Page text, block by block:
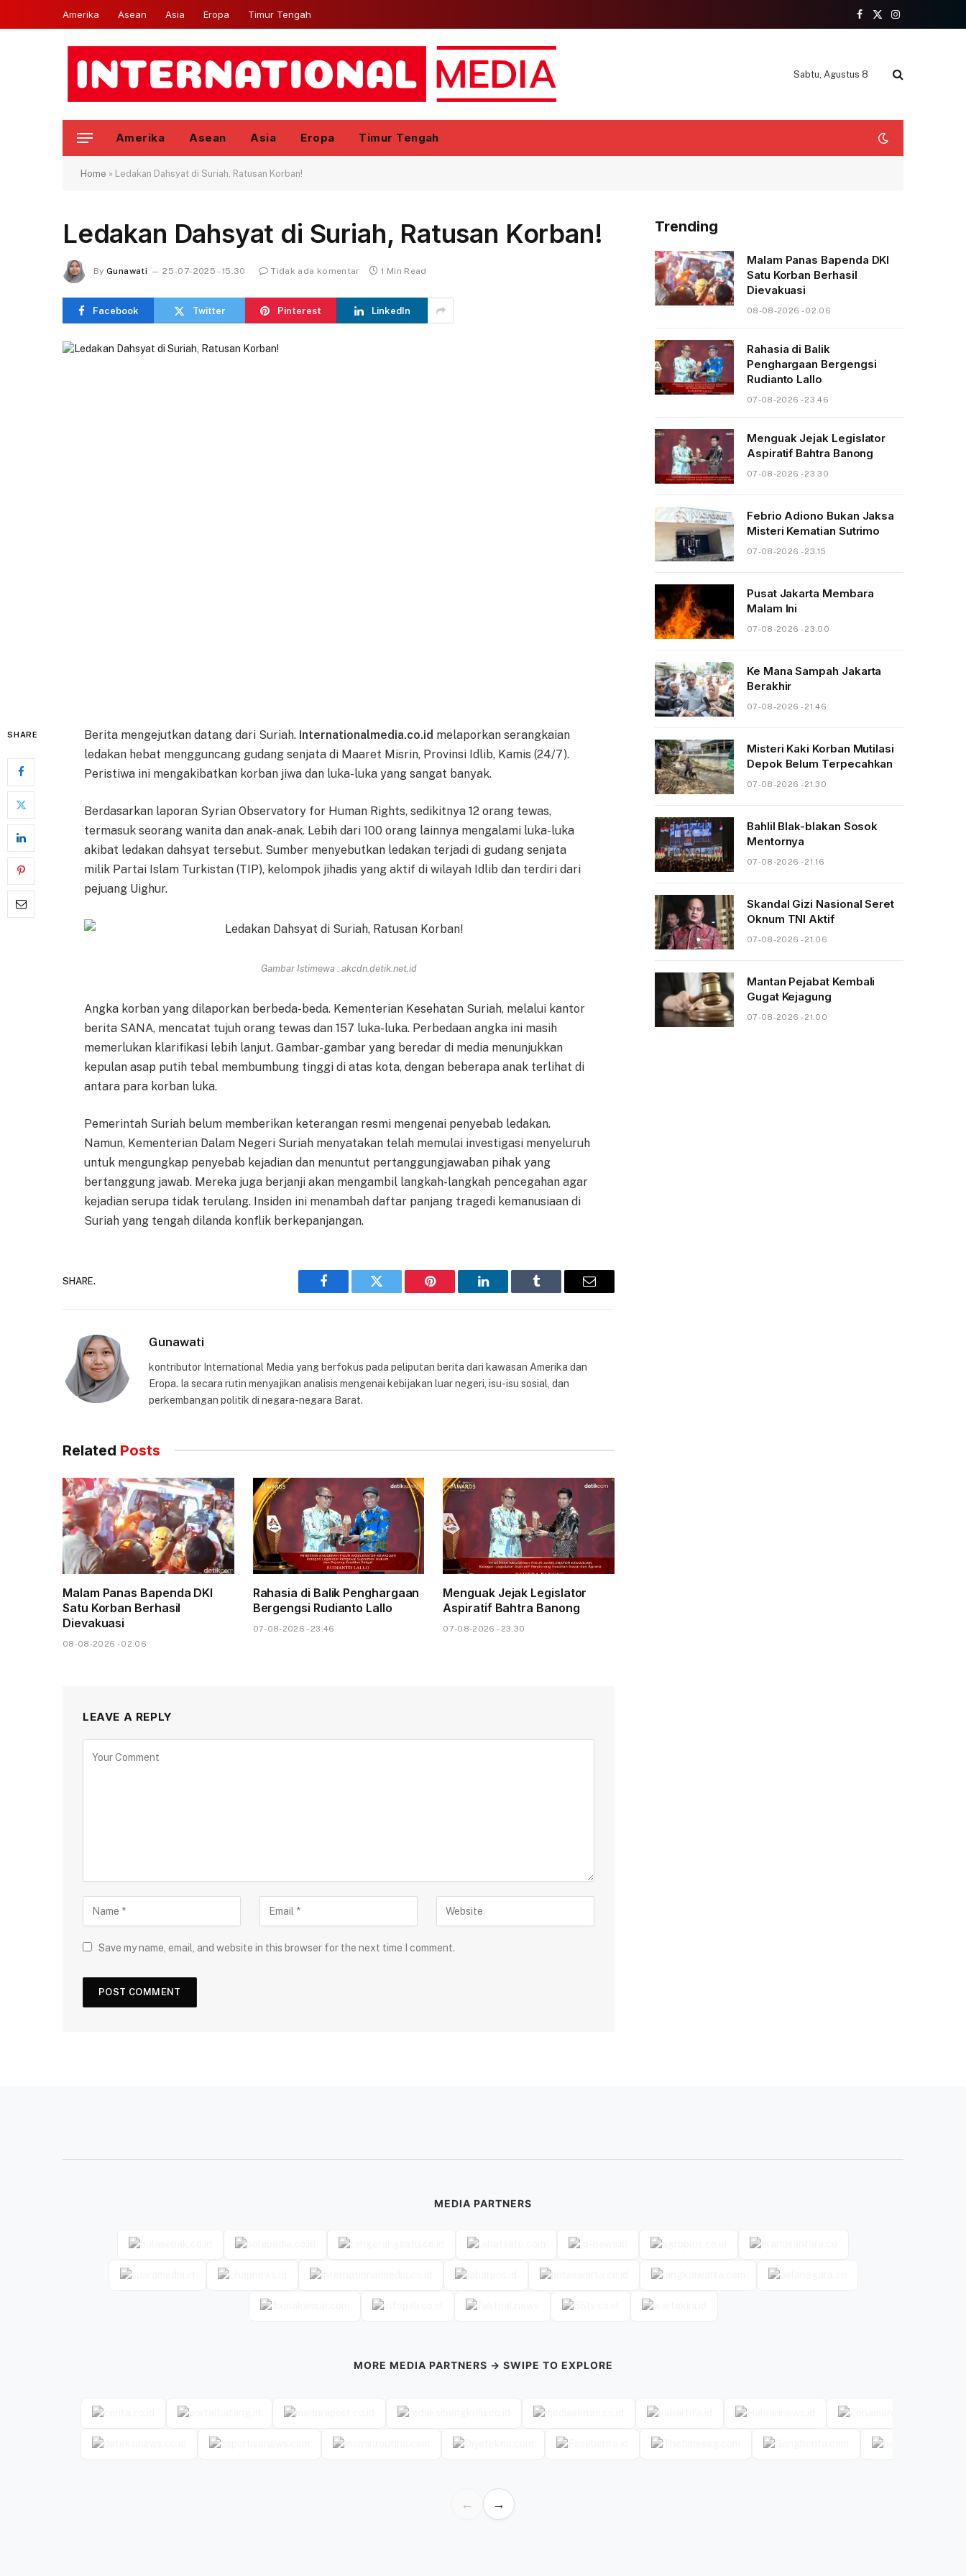
Amerika Asean Asia Eropa Timur Tengah
Facebook
X
Instagram
Sabtu, Agustus 8
Amerika Asean Asia Eropa Timur Tengah
Home » Ledakan Dahsyat di Suriah, Ratusan Korban!
Ledakan Dahsyat di Suriah, Ratusan Korban!
By Gunawati 25-07-2025 - 15.30 Tidak ada komentar 1 Min Read
Facebook Twitter Pinterest LinkedIn
SHARE Berita mengejutkan datang dari Suriah. Internationalmedia.co.id melaporkan serangkaian
ledakan hebat mengguncang gudang senjata di Maaret Misrin, Provinsi Idlib, Kamis (24/7).
Peristiwa ini mengakibatkan korban jiwa dan luka-luka yang sangat banyak.
Berdasarkan laporan Syrian Observatory for Human Rights, sedikitnya 12 orang tewas,
termasuk seorang wanita dan anak-anak. Lebih dari 100 orang lainnya mengalami luka-luka
akibat ledakan dahsyat tersebut. Sumber menyebutkan ledakan terjadi di gudang senjata
milik Partai Islam Turkistan (TIP), kelompok jihadis yang aktif di wilayah Idlib dan terdiri dari
pejuang Uighur.
Gambar Istimewa : akcdn.detik.net.id
Angka korban yang dilaporkan berbeda-beda. Kementerian Kesehatan Suriah, melalui kantor
berita SANA, mencatat tujuh orang tewas dan 157 luka-luka. Perbedaan angka ini masih
memerlukan klarifikasi lebih lanjut. Gambar-gambar yang beredar di media menunjukkan
kepulan asap putih tebal membumbung tinggi di atas kota, dengan beberapa anak terlihat di
antara para korban luka.
Pemerintah Suriah belum memberikan keterangan resmi mengenai penyebab ledakan.
Namun, Kementerian Dalam Negeri Suriah menyatakan telah memulai investigasi menyeluruh
untuk mengungkap penyebab kejadian dan menuntut pertanggungjawaban pihak yang
bertanggung jawab. Mereka juga berjanji akan mengambil langkah-langkah pencegahan agar
kejadian serupa tidak terulang. Insiden ini menambah daftar panjang tragedi kemanusiaan di
Suriah yang tengah dilanda konflik berkepanjangan.
SHARE.
Facebook Twitter Pinterest LinkedIn Tumblr Email
Gunawati
kontributor International Media yang berfokus pada peliputan berita dari kawasan Amerika dan
Eropa. Ia secara rutin menyajikan analisis mengenai kebijakan luar negeri, isu-isu sosial, dan
perkembangan politik di negara-negara Barat.
Related Posts
Malam Panas Bapenda DKI
Satu Korban Berhasil
Dievakuasi
08-08-2026 - 02.06
Rahasia di Balik Penghargaan
Bergengsi Rudianto Lallo
07-08-2026 - 23.46
Menguak Jejak Legislator
Aspiratif Bahtra Banong
07-08-2026 - 23.30
LEAVE A REPLY
Save my name, email, and website in this browser for the next time I comment.
Trending
Malam Panas Bapenda DKI
Satu Korban Berhasil
Dievakuasi
08-08-2026 - 02.06
Rahasia di Balik
Penghargaan Bergengsi
Rudianto Lallo
07-08-2026 - 23.46
Menguak Jejak Legislator
Aspiratif Bahtra Banong
07-08-2026 - 23.30
Febrio Adiono Bukan Jaksa
Misteri Kematian Sutrimo
07-08-2026 - 23.15
Pusat Jakarta Membara
Malam Ini
07-08-2026 - 23.00
Ke Mana Sampah Jakarta
Berakhir
07-08-2026 - 21.46
Misteri Kaki Korban Mutilasi
Depok Belum Terpecahkan
07-08-2026 - 21.30
Bahlil Blak-blakan Sosok
Mentornya
07-08-2026 - 21.16
Skandal Gizi Nasional Seret
Oknum TNI Aktif
07-08-2026 - 21.06
Mantan Pejabat Kembali
Gugat Kejagung
07-08-2026 - 21.00
MEDIA PARTNERS
MORE MEDIA PARTNERS → SWIPE TO EXPLORE
← →